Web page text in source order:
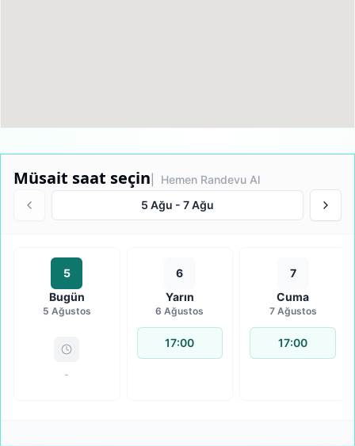
Müsait saat seçin | Hemen Randevu Al
5 Ağu - 7 Ağu
5
Bugün
5 Ağustos
-
6
Yarın
6 Ağustos
17:00
7
Cuma
7 Ağustos
17:00